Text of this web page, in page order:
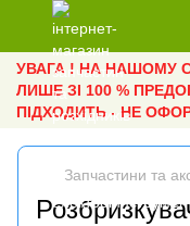
УВАГА ! НА НАШОМУ
ЛИШЕ ЗІ 100 %
ПІДХОДИТЬ - НЕ
Запчастини та